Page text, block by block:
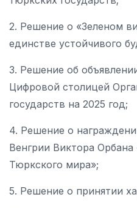
2. Решение о «Зеленом
единстве устойчивого
3. Решение об
Цифровой столицей
государств на 2025 год;
4. Решение о
Венгрии Виктора
Тюркского мира»;
5. Решение о принятии